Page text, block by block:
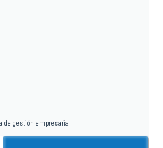
de gestión empresarial